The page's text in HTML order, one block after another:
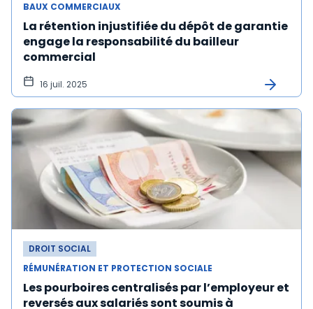
BAUX COMMERCIAUX
La rétention injustifiée du dépôt de garantie
engage la responsabilité du bailleur
commercial
16 juil. 2025
DROIT SOCIAL
RÉMUNÉRATION ET PROTECTION SOCIALE
Les pourboires centralisés par l’employeur et
reversés aux salariés sont soumis à